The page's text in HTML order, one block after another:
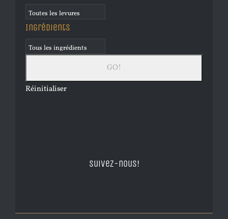
Ingrédients
Réinitialiser
Suivez-nous!